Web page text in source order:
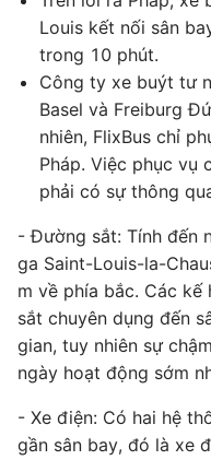
Louis kết nối sân
trong 10 phút.
Công ty xe buýt tư
Basel và Freiburg
nhiên, FlixBus chỉ
Pháp. Việc phục vụ
phải có sự thông
- Đường sắt: Tính đến
ga Saint-Louis-la-
m về phía bắc. Các
sắt chuyên dụng đến
gian, tuy nhiên sự
ngày hoạt động sớm
- Xe điện: Có hai hệ
gần sân bay, đó là xe